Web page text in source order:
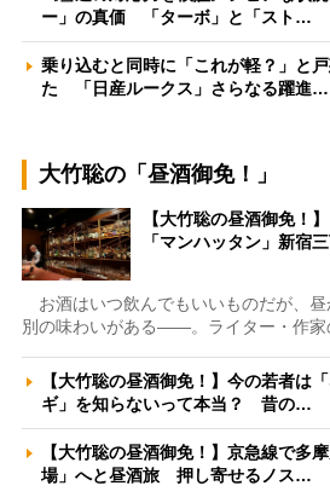
ー」の真価 「ターボ」と「スト…
乗り込むと同時に「これが軽？」と
た 「日産ルークス」さらなる躍進…
大竹聡の「昼酒御免！」
【大竹聡の昼酒御免！
「マンハッタン」新宿
お酒はいつ飲んでもいいものだが、
別の味わいがある――。ライター・作家
【大竹聡の昼酒御免！】今の若者は
ギ」を知らないって本当？ 昔の…
【大竹聡の昼酒御免！】京急線で多
場」へと昼酒旅 押し寄せるノス…